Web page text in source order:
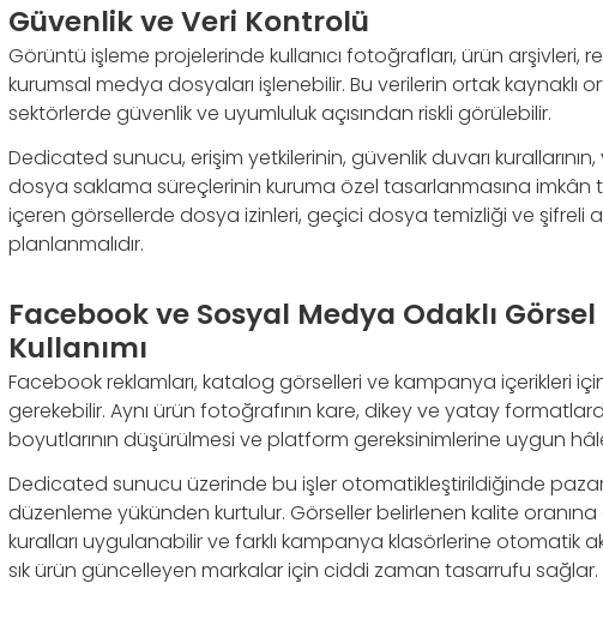
Güvenlik ve Veri Kontrolü
Görüntü işleme projelerinde kullanıcı fotoğrafları, ürün arşivleri,
kurumsal medya dosyaları işlenebilir. Bu verilerin ortak kaynaklı
sektörlerde güvenlik ve uyumluluk açısından riskli görülebilir.
Dedicated sunucu, erişim yetkilerinin, güvenlik duvarı
dosya saklama süreçlerinin kuruma özel tasarlanmasına imkân
içeren görsellerde dosya izinleri, geçici dosya temizliği ve şifreli
planlanmalıdır.
Facebook ve Sosyal Medya Odaklı Görsel
Kullanımı
Facebook reklamları, katalog görselleri ve kampanya içerikleri
gerekebilir. Aynı ürün fotoğrafının kare, dikey ve yatay
boyutlarının düşürülmesi ve platform gereksinimlerine uygun
Dedicated sunucu üzerinde bu işler otomatikleştirildiğinde
düzenleme yükünden kurtulur. Görseller belirlenen kalite oranına
kuralları uygulanabilir ve farklı kampanya klasörlerine otomatik
sık ürün güncelleyen markalar için ciddi zaman tasarrufu sağlar.